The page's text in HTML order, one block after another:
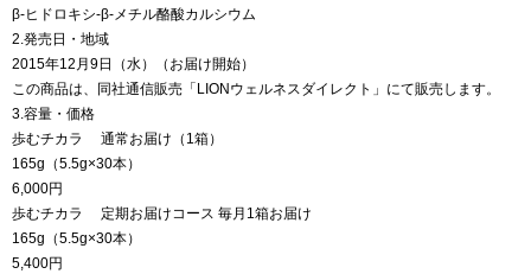
β-ヒドロキシ-β-メチル酪酸カルシウム
2.発売日・地域
2015年12月9日（水）（お届け開始）
この商品は、同社通信販売「LIONウェルネスダイレクト」にて販売します。
3.容量・価格
歩むチカラ 通常お届け（1箱）
165g（5.5g×30本）
6,000円
歩むチカラ 定期お届けコース 毎月1箱お届け
165g（5.5g×30本）
5,400円